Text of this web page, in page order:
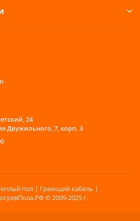
при выборе креплений и
вопросы клиентов. Кроме того,
для монтажа
греющего
от того, какой тип
мощности.
кабель, лента.
в себе скобы и
дополнительные детали,
интернет-магазина – это
для ремонта и
24
Двужильного, 7, корп. 3
пол | Греющий кабель |
© 2009-2025 г.